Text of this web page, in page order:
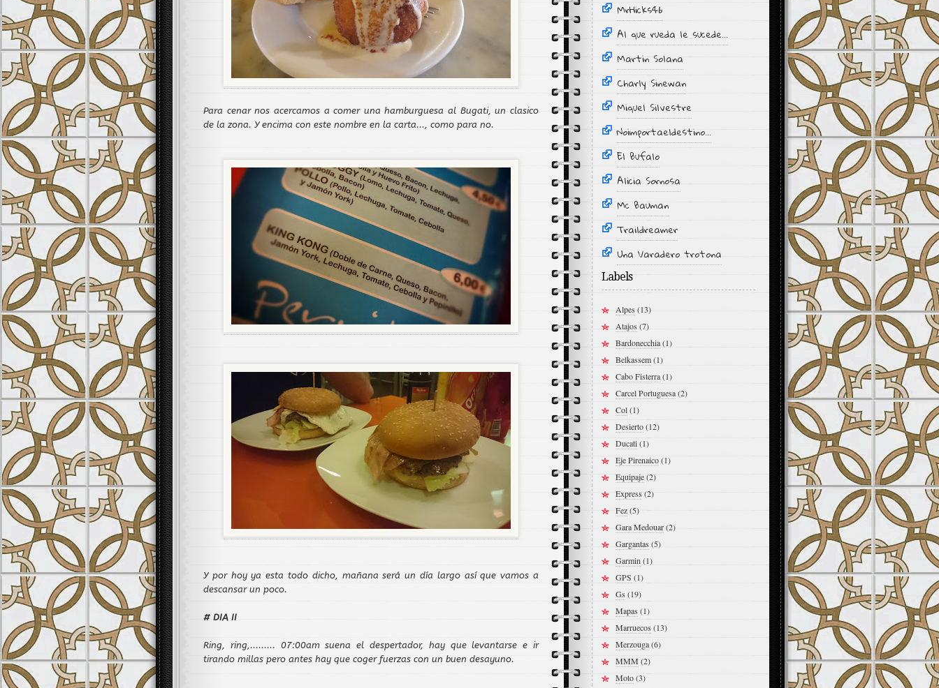
Para cenar nos acercamos a comer una hamburguesa al Bugati, un clasico
de la zona. Y encima con este nombre en la carta..., como para no.
Y por hoy ya esta todo dicho, mañana será un día largo así que vamos a
descansar un poco.
# DIA II
Ring, ring,......... 07:00am suena el despertador, hay que levantarse e ir
tirando millas pero antes hay que coger fuerzas con un buen desayuno.
MrHicks46
Al que rueda le sucede...
Martin Solana
Charly Sinewan
Miquel Silvestre
Noimportaeldestino...
El Bufalo
Alicia Sornosa
Mc Bauman
Traildreamer
Una Varadero trotona
Labels
Alpes (13)
Atajos (7)
Bardonecchia(1)
Belkassem(1)
Cabo Fisterra(1)
Carcel Portuguesa(2)
Col(1)
Desierto(12)
Ducati(1)
Eje Pirenaico(1)
Equipaje(2)
Express (2)
Fez(5)
Gara Medouar(2)
Gargantas (5)
Garmin(1)
GPS (1)
Gs (19)
Mapas (1)
Marruecos (13)
Merzouga(6)
MMM (2)
Moto(3)